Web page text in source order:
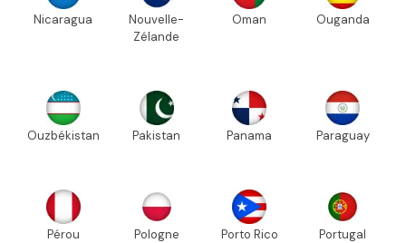
Nicaragua
Nouvelle-
Zélande
Oman Ouganda
Ouzbékistan Pakistan Panama Paraguay
Pérou Pologne Porto Rico Portugal